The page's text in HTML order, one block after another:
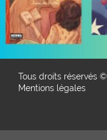
Tous droits réservés ©
Mentions légales